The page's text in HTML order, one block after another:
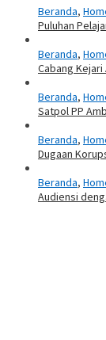
Beranda,
Puluhan
Beranda,
Cabang
Beranda,
Satpol PP
Beranda,
Dugaan
Beranda,
Audiensi